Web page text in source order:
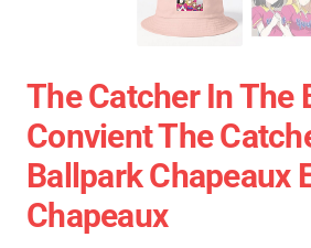
The Catcher In The
Convient The
Ballpark Chapeaux
Chapeaux